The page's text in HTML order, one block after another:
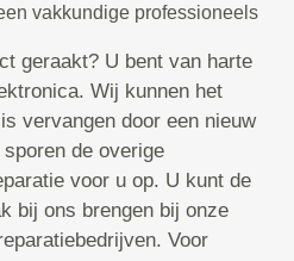
vakkundige professioneels
geraakt? U bent van harte
Wij kunnen het
vervangen door een nieuw
de overige
voor u op. U kunt de
bij ons brengen bij onze
Voor